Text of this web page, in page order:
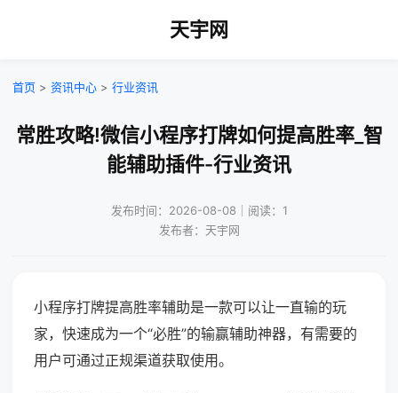
天宇网
首页 > 资讯中心 > 行业资讯
常胜攻略!微信小程序打牌如何提高胜率_智
能辅助插件-行业资讯
发布时间：2026-08-08｜阅读：1
发布者：天宇网
小程序打牌提高胜率辅助是一款可以让一直输的玩
家，快速成为一个“必胜”的输赢辅助神器，有需要的
用户可通过正规渠道获取使用。